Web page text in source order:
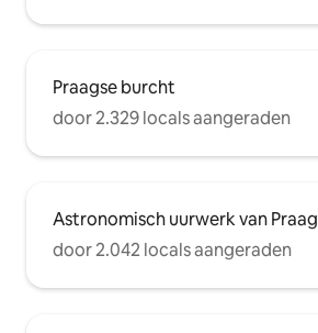
Praagse burcht
door 2.329 locals aangeraden
Astronomisch uurwerk van Praag
door 2.042 locals aangeraden